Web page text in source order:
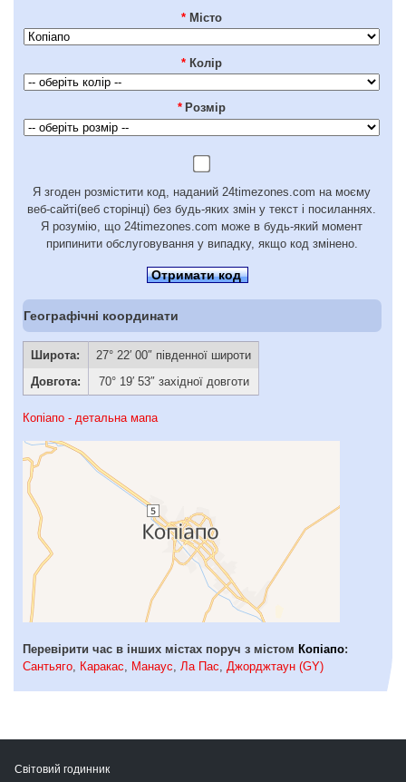
* Місто
* Колір
* Розмір
Я згоден розмістити код, наданий 24timezones.com на моєму
веб-сайті(веб сторінці) без будь-яких змін у текст і посиланнях.
Я розумію, що 24timezones.com може в будь-який момент
припинити обслуговування у випадку, якщо код змінено.
Отримати код
Географічні координати
Широта:
27° 22′ 00″ південної широти
Довгота:
70° 19′ 53″ західної довготи
Копіапо - детальна мапа
Перевірити час в інших містах поруч з містом Копіапо:
Сантьяго, Каракас, Манаус, Ла Пас, Джорджтаун (GY)
Світовий годинник